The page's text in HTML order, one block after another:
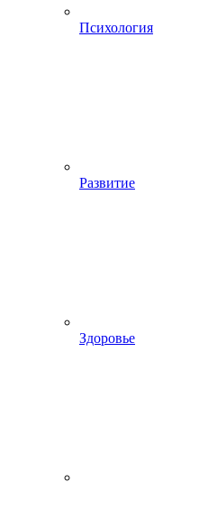
Психология
Развитие
Здоровье